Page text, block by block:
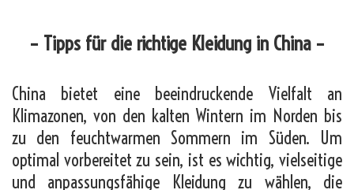
– Tipps für die richtige Kleidung in China –
China bietet eine beeindruckende Vielfalt an
Klimazonen, von den kalten Wintern im Norden bis
zu den feuchtwarmen Sommern im Süden. Um
optimal vorbereitet zu sein, ist es wichtig, vielseitige
und anpassungsfähige Kleidung zu wählen, die